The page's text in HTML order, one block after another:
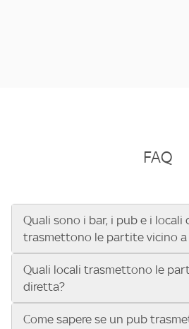
FAQ
Quali sono i bar, i pub e i locali
trasmettono le partite vicino a
Se cerchi un bar, pub, ristorante o
vedere le partite di Serie A ENILIVE, la
UEFA Champions League, la UEFA
Conference League, il Tennis, la
Quali locali trasmettono le
diretta?
Vuoi sapere quali bar, pub o
Come sapere se un pub